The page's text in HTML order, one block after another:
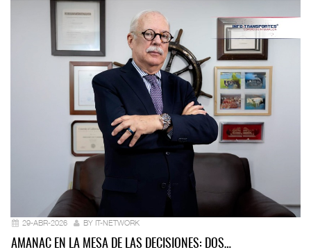
29-ABR-2026 BY IT-NETWORK
AMANAC EN LA MESA DE LAS DECISIONES: DOS…